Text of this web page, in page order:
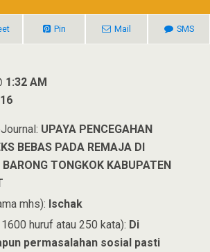
Pin Mail SMS
1:32 AM
UPAYA PENCEGAHAN
BEBAS PADA REMAJA DI
TONGKOK KABUPATEN
mhs): Ischak
huruf atau 250 kata): Di
permasalahan sosial pasti